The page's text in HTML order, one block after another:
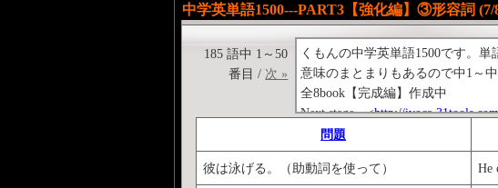
中学英単語1500---PART3【強化編】③形容詞 (7/
くもんの中学英単語1500です。
意味のまとまりもあるので中1～
全8book【完成編】作成中
Next stage→<http://
Previous stage→<
http://
くもんの中学英文法シリーズもお
<http://ivoca.31tools.com/
185 語中 1～50
番目 / 次 »
問題
彼は泳げる。（助動詞を使って） He